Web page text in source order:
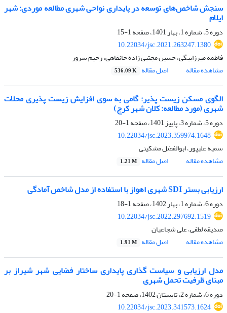
سنجش شاخص‌های توسعه در پایداری نواحی شهری مطالعه موردی: شهر
ایلام
دوره 5، شماره 1، بهار 1401، صفحه
1-15
10.22034/jsc.2021.263247.1380
فاطمه میرزابیگی، حسین مجتبی زاده خانقاهی، رحیم سرور
مشاهده مقاله
اصل مقاله 536.09 K
الگوی مسکن زیست پذیر: گامی به سوی افزایش زیست پذیری محلات
شهری (مورد مطالعه: کلان شهر کرج)
دوره 5، شماره 3، پاییز 1401، صفحه
1-20
10.22034/jsc.2023.359974.1648
سمیه علیپور، ابوالفضل مشکینی
مشاهده مقاله
اصل مقاله 1.21 M
ارزیابی بستر SDI شهری اهواز با استفاده از مدل شاخص آمادگی
دوره 6، شماره 1، بهار 1402، صفحه
1-18
10.22034/jsc.2022.297692.1519
صدیقه لطفی، علی شجاعیان
مشاهده مقاله
اصل مقاله 1.91 M
مدل ارزیابی و سیاست گذاری پایداری ساختار فضایی شهر شیراز بر
مبنای ظرفیت تحمل شهری
دوره 6، شماره 2، تابستان 1402، صفحه
1-20
10.22034/jsc.2023.341573.1624